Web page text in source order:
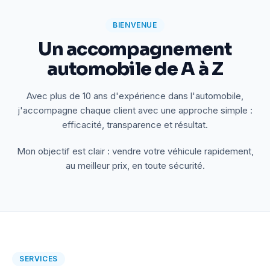
BIENVENUE
Un accompagnement
automobile de A à Z
Avec plus de 10 ans d'expérience dans l'automobile,
j'accompagne chaque client avec une approche simple :
efficacité, transparence et résultat.
Mon objectif est clair : vendre votre véhicule rapidement,
au meilleur prix, en toute sécurité.
SERVICES